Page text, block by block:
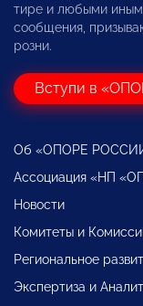
тире и любыми
сообщения,
розни.
Вступи в
Об «ОПОРЕ
Ассоциация «НП
Новости
Комитеты и
Региональное
Экспертиза и